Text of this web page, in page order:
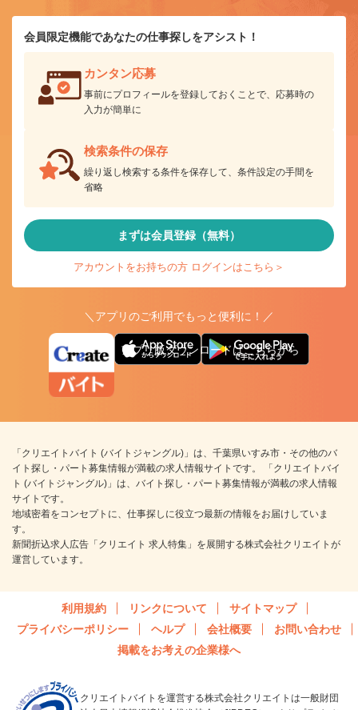
会員限定機能であなたの仕事探しをアシスト！
カンタン応募
事前にプロフィールを登録しておくことで、応募時の
入力が簡単に
検索条件の保存
繰り返し検索する条件を保存して、条件設定の手間を
省略
まずは会員登録（無料）
アカウントをお持ちの方 ログインはこちら＞
＼アプリのご利用でもっと便利に！／
アプリ版ダウンロードはこちらから
「クリエイトバイト (バイトジャングル)」は、千葉県いすみ市・その他のバ
イト探し・パート募集情報が満載の求人情報サイトです。 「クリエイトバイ
ト (バイトジャングル)」は、バイト探し・パート募集情報が満載の求人情報
サイトです。
地域密着をコンセプトに、仕事探しに役立つ最新の情報をお届けしていま
す。
新聞折込求人広告「クリエイト 求人特集」を展開する株式会社クリエイトが
運営しています。
利用規約 リンクについて
サイトマップ
プライバシーポリシー
ヘルプ 会社概要
お問い合わせ
掲載をお考えの企業様へ
クリエイトバイトを運営する株式会社クリエイトは一般財団